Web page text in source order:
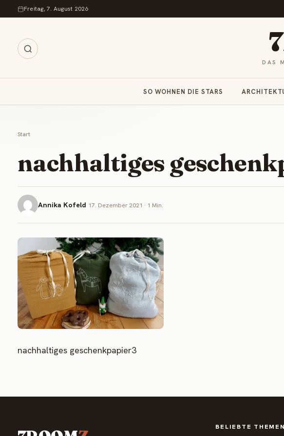
Zum Inhalt springen
Freitag, 7. August 2026
DAS
SO WOHNEN DIE STARS
Start
nachhaltiges
Annika Kofeld 17. Dezember 2021 · 1 Min.
nachhaltiges geschenkpapier3
BELIEBTE THEMEN